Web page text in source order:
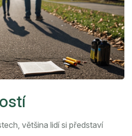
většina lidí si představí